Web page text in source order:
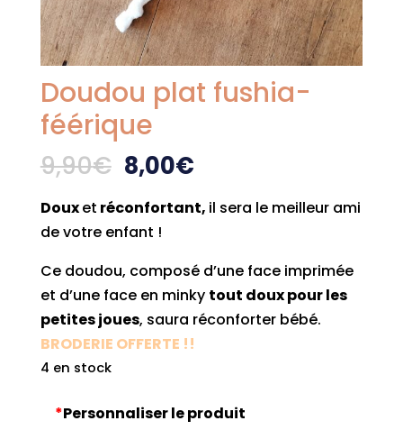
Doudou plat fushia-
féérique
9,90€ Le
initial
était :
9,90€.
8,00€Le
actuel
8,00€.
Douxet réconfortant, il sera le meilleur ami
de votre enfant !
Ce doudou, composé d’une face imprimée
et d’une face en minky tout doux pour les
petites joues, saura réconforter bébé.
BRODERIE OFFERTE !!
4 en stock
*Personnaliser le produit